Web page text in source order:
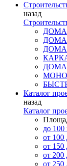
назад
ДОМА
ДОМА
ДОМА
ДОМА
Каталог
назад
Каталог
до 100
от 100
от 150
от 200
от 250